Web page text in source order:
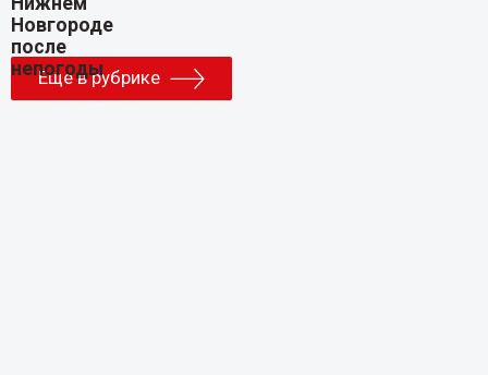
Еще в рубрике